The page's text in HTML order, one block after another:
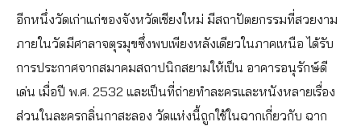
อีกหนึ่งวัดเก่าแก่ของจังหวัดเชียงใหม่ มีสถาปัตยกรรมที่สวยงาม
ภายในวัดมีศาลาจตุรมุขซึ่งพบเพียงหลังเดียวในภาคเหนือ ได้รับ
การประกาศจากสมาคมสถาปนิกสยามให้เป็น อาคารอนุรักษ์ดี
เด่น เมื่อปี พ.ศ. 2532 และเป็นที่ถ่ายทำละครและหนังหลายเรื่อง
ส่วนในละครกลิ่นกาสะลอง วัดแห่งนี้ถูกใช้ในฉากเกี่ยวกับ ฉาก